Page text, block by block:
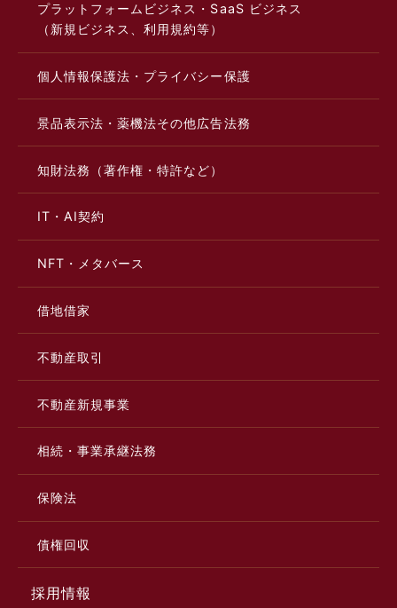
プラットフォームビジネス・SaaS ビジネス
（新規ビジネス、利用規約等）
個人情報保護法・プライバシー保護
景品表示法・薬機法その他広告法務
知財法務（著作権・特許など）
IT・AI契約
NFT・メタバース
借地借家
不動産取引
不動産新規事業
相続・事業承継法務
保険法
債権回収
採用情報